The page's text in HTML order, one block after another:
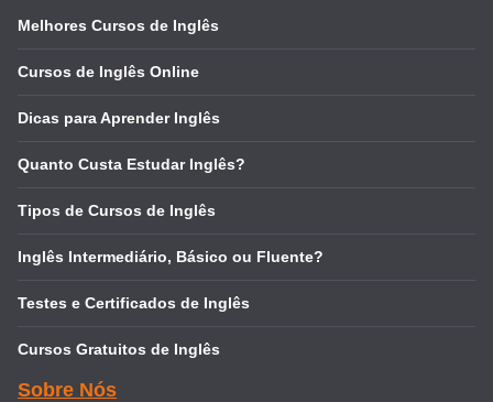
Melhores Cursos de Inglês
Cursos de Inglês Online
Dicas para Aprender Inglês
Quanto Custa Estudar Inglês?
Tipos de Cursos de Inglês
Inglês Intermediário, Básico ou Fluente?
Testes e Certificados de Inglês
Cursos Gratuitos de Inglês
Sobre Nós